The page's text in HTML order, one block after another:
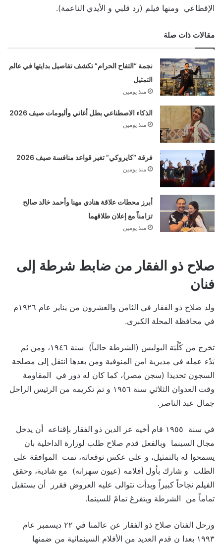
الإقطاعي ومنها فيلم (رد قلبي و الأيدي الناعمة).
مقالات ذات صلة
نجمة “التفاح الحرام” تكشف تفاصيل بدايتها في عالم
التمثيل
منذ يومين
الذكاء الاصطناعي بطل أغاني وألبومات صيف 2026
منذ يومين
فرقة “كايروكي” تغير قواعد منافسة صيف 2026
منذ يومين
أبرز محطات علاقة هنادي مهنا وأحمد خالد صالح
تزامناً مع إعلان طلاقهما
منذ يومين
صلاح ذو الفقار من ضابط شرطة إلى
فنان
ولد صلاح ذو الفقار في الثامن والعشرون من يناير عام ١٩٢٦م
في محافظة المحلة الكبرى.
تخرج من كُلْيَة البوليس (الشرطة حالياً) سنة ١٩٤٦، ومن ثم
بَدْء عمله في مديرية امن المنوفية ومن بعدها انتقل إلى مصلحة
السجون تحديدا (سجن مصر)، كما كان له دور في المقاومة
وقت العدوان الثلاثي سنة ١٩٥٦ و تم تكريمه من الرئيس الراحل
جمال عبد الناصر.
في سنة ١٩٥٥ قام أخيه عز الدين ذو الفقار بإقناعه أن يدخل
مجال السينما وبالفعل قدم صلاح طلب لوزارة الداخلية بان
يسمحوا له بالتمثيل، و على عكس توقعاته، تمت الموافقة على
الطلب و شارك بأول أفلامه (عيون سهرانه) مع شادية، وحقق
الفيلم نجاحاً كبيراً وبدأت تتوالى عليه العروض فقرر أن يستقيل
تماماً من الشرطة ويتفرغ تمامً للسينما.
ورحل الفنان صلاح ذو الفقار عن عالمنا في ٢٢ ديسمبر عام
١٩٩٣ بعدا ن قدم العديد من الأفلام السينمائية من ضمنها